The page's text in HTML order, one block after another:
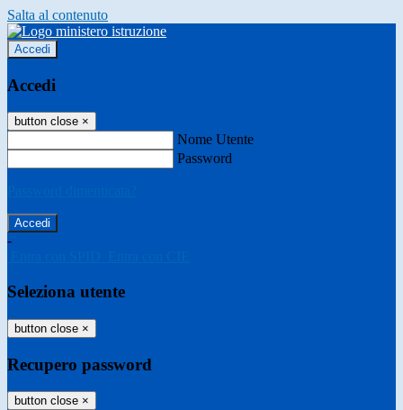
Salta al contenuto
Accedi
Accedi
button close ×
Nome Utente
Password
-
Seleziona utente
button close ×
Recupero password
button close ×